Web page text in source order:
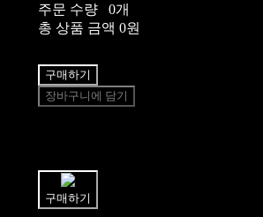
주문 수량
0개
총 상품 금액 0원
구매하기
장바구니에 담기
구매하기